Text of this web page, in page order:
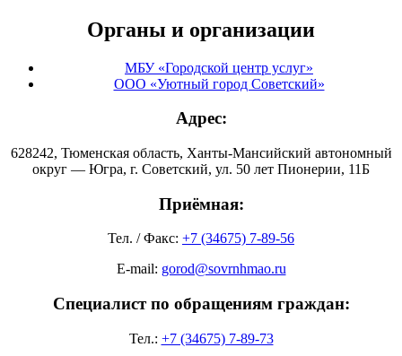
Органы и организации
МБУ «Городской центр услуг»
ООО «Уютный город Советский»
Адрес:
628242, Тюменская область, Ханты-Мансийский автономный
округ — Югра, г. Советский, ул. 50 лет Пионерии, 11Б
Приёмная:
Тел. / Факс: +7 (34675) 7-89-56
E-mail: gorod@sovrnhmao.ru
Специалист по обращениям граждан:
Тел.: +7 (34675) 7-89-73